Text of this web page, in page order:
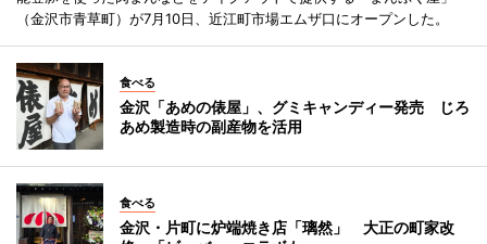
（金沢市青草町）が7月10日、近江町市場エムザ口にオープンした。
食べる
金沢「あめの俵屋」、グミキャンディー発売 じろ
あめ製造時の副産物を活用
食べる
金沢・片町に炉端焼き店「璃然」 大正の町家改